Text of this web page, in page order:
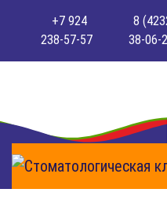
+7 924
238-57-57
8
38-06-